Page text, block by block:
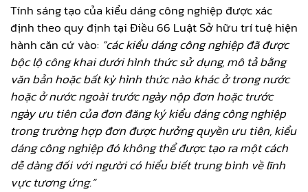
Tính sáng tạo của kiểu dáng công nghiệp được xác
định theo quy định tại Điều 66 Luật Sở hữu trí tuệ hiện
hành căn cứ vào: “các kiểu dáng công nghiệp đã được
bộc lộ công khai dưới hình thức sử dụng, mô tả bằng
văn bản hoặc bất kỳ hình thức nào khác ở trong nước
hoặc ở nước ngoài trước ngày nộp đơn hoặc trước
ngày ưu tiên của đơn đăng ký kiểu dáng công nghiệp
trong trường hợp đơn được hưởng quyền ưu tiên, kiểu
dáng công nghiệp đó không thể được tạo ra một cách
dễ dàng đối với người có hiểu biết trung bình về lĩnh
vực tương ứng.”